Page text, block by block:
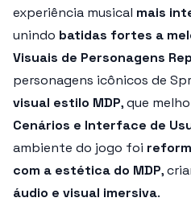
experiência musical mais
unindo batidas fortes a
Visuais de Personagens
personagens icônicos de
visual estilo MDP, que
Cenários e Interface de
ambiente do jogo foi
com a estética do MDP,
áudio e visual imersiva.